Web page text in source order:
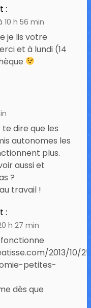
:
10 h 56 min
je lis votre
et à lundi (14
dire que les
autonomes les
plus.
aussi et
?
travail !
:
h 27 min
2013/10/
petites-
dès que